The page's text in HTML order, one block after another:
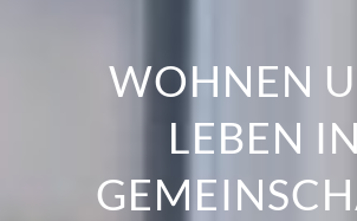
WOHNEN
LEBEN IN